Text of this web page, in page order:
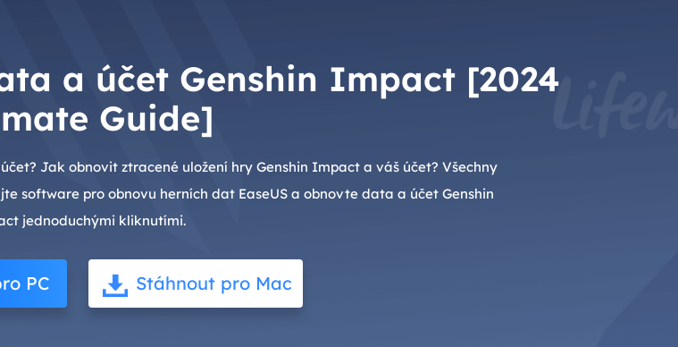
a účet Genshin Impact [2024
Guide]
Jak obnovit ztracené uložení hry Genshin Impact a váš účet? Všechny
software pro obnovu herních dat EaseUS a obnovte data a účet Genshin
jednoduchými kliknutími.
PC Stáhnout pro Mac